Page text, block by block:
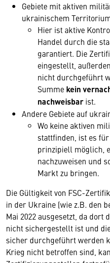
Gebiete mit aktiven
ukrainischem
Hier ist aktive
Handel durch die
garantiert. Die
eingestellt,
nicht durchgeführt
Summe kein
nachweisbar ist.
Andere Gebiete auf
Wo keine aktiven
stattfinden, ist es für
prinzipiell möglich,
nachzuweisen und
Markt zu bringen.
Die Gültigkeit von FSC-
in der Ukraine (wie z.B. den
Mai 2022 ausgesetzt, da dort
nicht sichergestellt ist und
sicher durchgeführt werden
Krieg nicht betroffen sind,